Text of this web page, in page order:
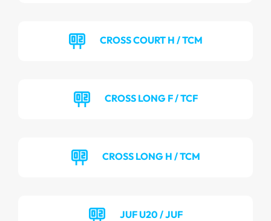
CROSS COURT H / TCM
CROSS LONG F / TCF
CROSS LONG H / TCM
JUF U20 / JUF